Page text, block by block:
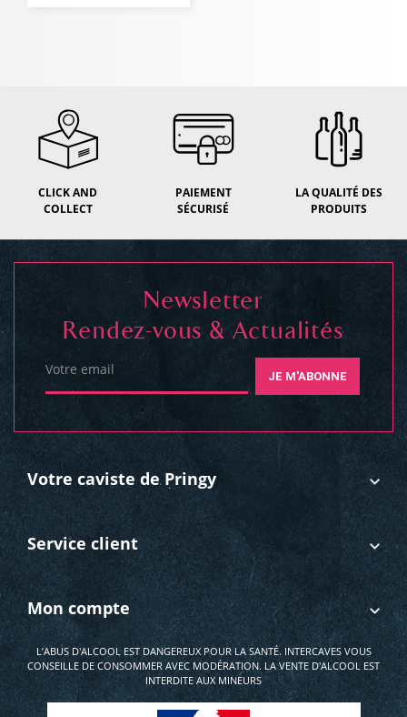
CLICK AND
COLLECT
PAIEMENT
SÉCURISÉ
LA QUALITÉ DES
PRODUITS
Votre caviste de Pringy
Service client
Mon compte
Newsletter
Rendez-vous & Actualités
Votre email JE M'ABONNE
L’ABUS D'ALCOOL EST DANGEREUX POUR LA SANTÉ. INTERCAVES VOUS
CONSEILLE DE CONSOMMER AVEC MODÉRATION. LA VENTE D'ALCOOL EST
INTERDITE AUX MINEURS